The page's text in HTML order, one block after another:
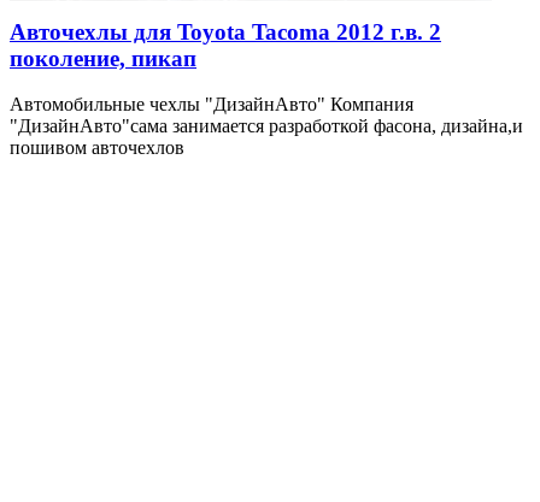
Авточехлы для Toyota Tacoma 2012 г.в. 2
поколение, пикап
Автомобильные чехлы "ДизайнАвто" Компания
"ДизайнАвто"сама занимается разработкой фасона, дизайна,и
пошивом авточехлов